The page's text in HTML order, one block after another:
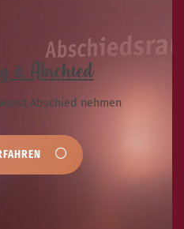
& Abschied
Abschied nehmen